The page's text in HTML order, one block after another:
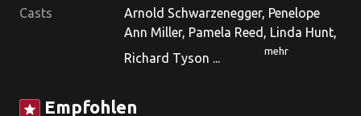
Casts
Arnold Schwarzenegger, Penelope
Ann Miller, Pamela Reed, Linda Hunt,
Richard Tyson ...
mehr
star Empfohlen